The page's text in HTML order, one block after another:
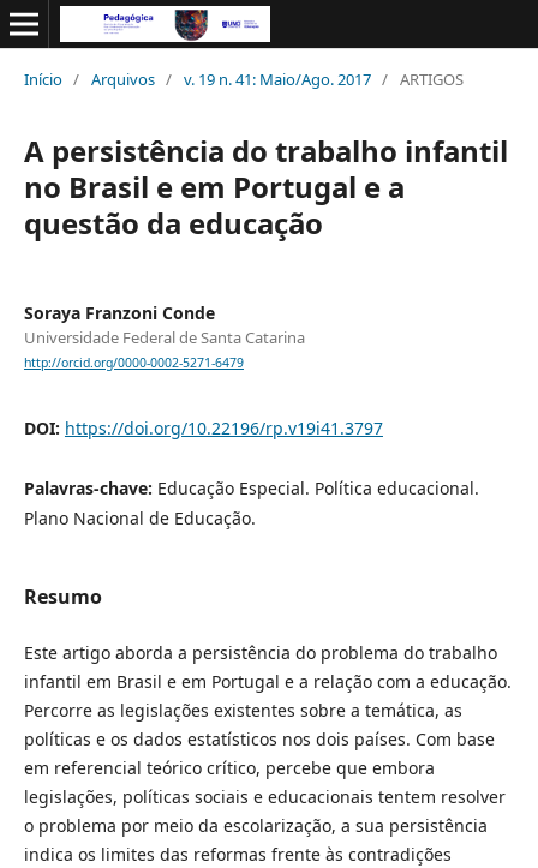
Início / Arquivos / v. 19 n. 41: Maio/Ago. 2017 / ARTIGOS
A persistência do trabalho infantil
no Brasil e em Portugal e a
questão da educação
Soraya Franzoni Conde
Universidade Federal de Santa Catarina
http://orcid.org/0000-0002-5271-6479
DOI: https://doi.org/10.22196/rp.v19i41.3797
Palavras-chave: Educação Especial. Política educacional.
Plano Nacional de Educação.
Resumo
Este artigo aborda a persistência do problema do trabalho
infantil em Brasil e em Portugal e a relação com a educação.
Percorre as legislações existentes sobre a temática, as
políticas e os dados estatísticos nos dois países. Com base
em referencial teórico crítico, percebe que embora
legislações, políticas sociais e educacionais tentem resolver
o problema por meio da escolarização, a sua persistência
indica os limites das reformas frente às contradições